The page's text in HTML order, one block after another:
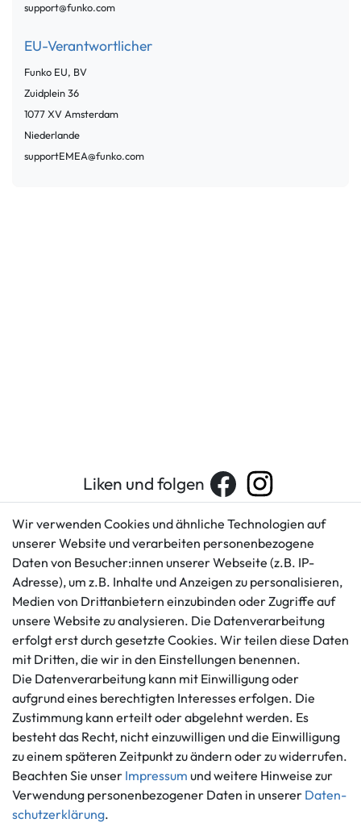
support@funko.com
EU-Verantwortlicher
Funko EU, BV
Zuidplein36
1077 XV Amsterdam
Niederlande
supportEMEA@funko.com
Liken und folgen
Kundenservice
+49 421 596586
Mo. - Fr. 9 - 16 Uhr
info@gameworld.de
Kontaktformular
Rechtliches
AGB
Impressum
Datenschutzerklärung
Barrierefreiheitserklärung
Widerrufs­recht
Vertrag widerrufen
Informationen
Ankauf
Über uns
Häufig gestellte Fragen
Zahlung und Versand
Batterieentsorgung
Zahlungsmöglichkeiten
Wir verwenden Cookies und ähnliche Technologien auf
unserer Website und verarbeiten personenbezogene
Daten von Besucher:innen unserer Webseite (z.B. IP-
Adresse), um z.B. Inhalte und Anzeigen zu personalisieren,
Medien von Drittanbietern einzubinden oder Zugriffe auf
unsere Website zu analysieren. Die Datenverarbeitung
erfolgt erst durch gesetzte Cookies. Wir teilen diese Daten
mit Dritten, die wir in den Einstellungen benennen.
Die Datenverarbeitung kann mit Einwilligung oder
aufgrund eines berechtigten Interesses erfolgen. Die
Zustimmung kann erteilt oder abgelehnt werden. Es
besteht das Recht, nicht einzuwilligen und die Einwilligung
zu einem späteren Zeitpunkt zu ändern oder zu widerrufen.
Beachten Sie unser Impressum und weitere Hinweise zur
Verwendung personenbezogener Daten in unserer Daten­
schutz­erklärung.